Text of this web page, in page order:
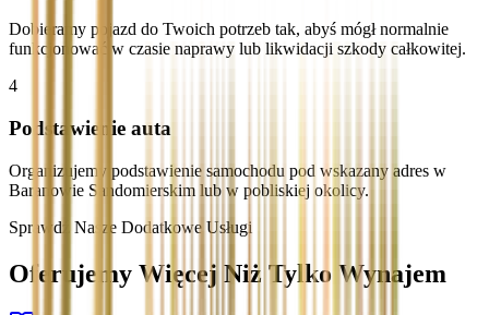
Dobieramy pojazd do Twoich potrzeb tak, abyś mógł normalnie
funkcjonować w czasie naprawy lub likwidacji szkody całkowitej.
4
Podstawienie auta
Organizujemy podstawienie samochodu pod wskazany adres w
Baranowie Sandomierskim lub w pobliskiej okolicy.
Sprawdź Nasze Dodatkowe Usługi
Oferujemy Więcej Niż Tylko Wynajem